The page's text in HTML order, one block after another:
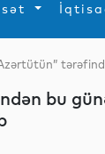
Xarici siyasət
bu